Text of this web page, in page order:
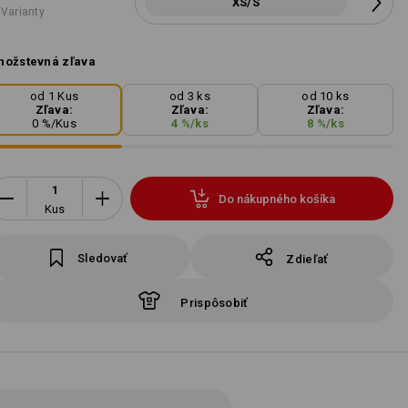
zľava
od 1 Kus
Zľava:
0 %/Kus
od 3 ks
Zľava:
4 %/ ks
od 10 ks
Zľava:
8 %/ ks
Kus
Do nákupného košíka
Sledovať Zdieľať
Prispôsobiť